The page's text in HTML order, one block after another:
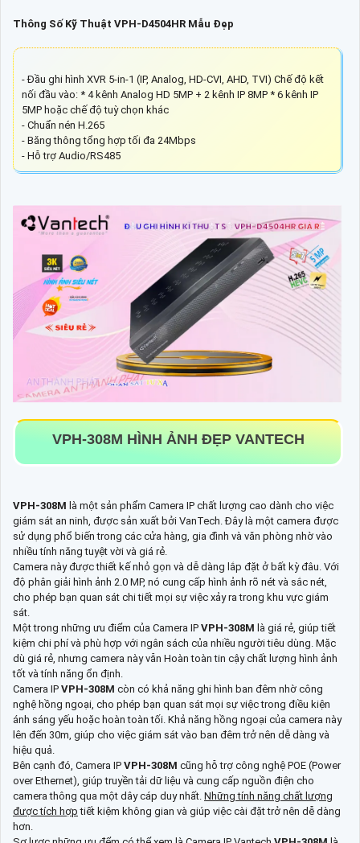
Thông Số Kỹ Thuật VPH-D4504HR Mẫu Đẹp
- Đầu ghi hình XVR 5-in-1 (IP, Analog, HD-CVI, AHD, TVI) Chế độ kết
nối đầu vào: * 4 kênh Analog HD 5MP + 2 kênh IP 8MP * 6 kênh IP
5MP hoặc chế độ tuỳ chọn khác
- Chuẩn nén H.265
- Băng thông tổng hợp tối đa 24Mbps
- Hỗ trợ Audio/RS485
VPH-308M HÌNH ẢNH ĐẸP VANTECH
VPH-308M là một sản phẩm Camera IP chất lượng cao dành cho việc
giám sát an ninh, được sản xuất bởi VanTech. Đây là một camera được
sử dụng phổ biến trong các cửa hàng, gia đình và văn phòng nhờ vào
nhiều tính năng tuyệt vời và giá rẻ.
Camera này được thiết kế nhỏ gọn và dễ dàng lắp đặt ở bất kỳ đâu. Với
độ phân giải hình ảnh 2.0 MP, nó cung cấp hình ảnh rõ nét và sắc nét,
cho phép bạn quan sát chi tiết mọi sự việc xảy ra trong khu vực giám
sát.
Một trong những ưu điểm của Camera IP VPH-308M là giá rẻ, giúp tiết
kiệm chi phí và phù hợp với ngân sách của nhiều người tiêu dùng. Mặc
dù giá rẻ, nhưng camera này vẫn Hoàn toàn tin cậy chất lượng hình ảnh
tốt và tính năng ổn định.
Camera IP VPH-308M còn có khả năng ghi hình ban đêm nhờ công
nghệ hồng ngoại, cho phép bạn quan sát mọi sự việc trong điều kiện
ánh sáng yếu hoặc hoàn toàn tối. Khả năng hồng ngoại của camera này
lên đến 30m, giúp cho việc giám sát vào ban đêm trở nên dễ dàng và
hiệu quả.
Bên cạnh đó, Camera IP VPH-308M cũng hỗ trợ công nghệ POE (Power
over Ethernet), giúp truyền tải dữ liệu và cung cấp nguồn điện cho
camera thông qua một dây cáp duy nhất. Những tính năng chất lượng
được tích hợp tiết kiệm không gian và giúp việc cài đặt trở nên dễ dàng
hơn.